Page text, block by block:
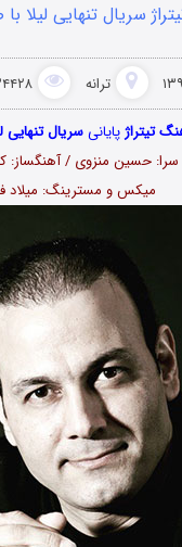
سریال تنهایی لیلا
ترانه ۳۴۴۲۸
تیتراژپایانیسریال تنهایی
سرا: حسین منزوی / آهنگساز:
میکس و مسترینگ: میلاد